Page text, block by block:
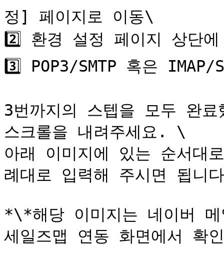
정] 페이지로 이동\
2️⃣ 환경 설정 페이지 상단
3️⃣ POP3/SMTP 혹은
3번까지의 스텝을 모두 완
스크롤을 내려주세요. \
아래 이미지에 있는 순서대
례대로 입력해 주시면 됩니
*\*해당 이미지는 네이버 메
세일즈맵 연동 화면에서 확